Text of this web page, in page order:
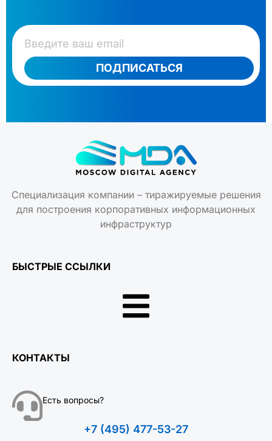
ПОДПИСАТЬСЯ
Специализация компании – тиражируемые решения
для построения корпоративных информационных
инфраструктур
БЫСТРЫЕ ССЫЛКИ
КОНТАКТЫ
Есть вопросы?
+7 (495) 477-53-27